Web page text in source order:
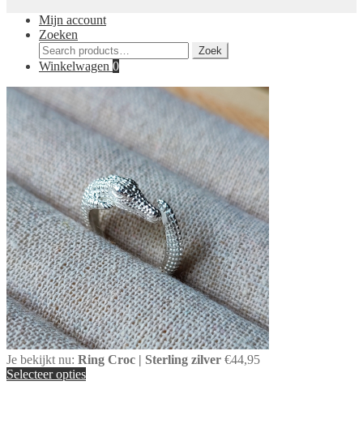
Mijn account
Zoeken
Zoeken
voor:
Zoek
Winkelwagen 0
Je bekijkt nu: Ring Croc | Sterling zilver €44,95
Selecteer opties